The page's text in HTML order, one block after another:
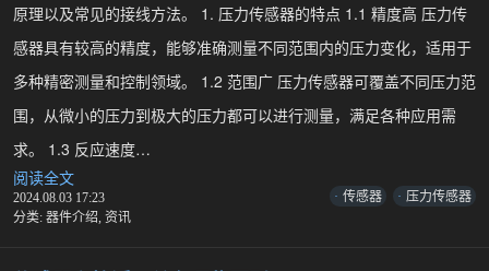
器
的
别
是
么
原理以及常见的接线方法。 1. 压力传感器的特点 1.1 精度高 压力传
感器具有较高的精度，能够准确测量不同范围内的压力变化，适用于
多种精密测量和控制领域。 1.2 范围广 压力传感器可覆盖不同压力范
围，从微小的压力到极大的压力都可以进行测量，满足各种应用需
求。 1.3 反应速度…
阅读全文
力
传
2024.08.03 17:23
分类: 器件介绍 资讯
传感器 压力传感器